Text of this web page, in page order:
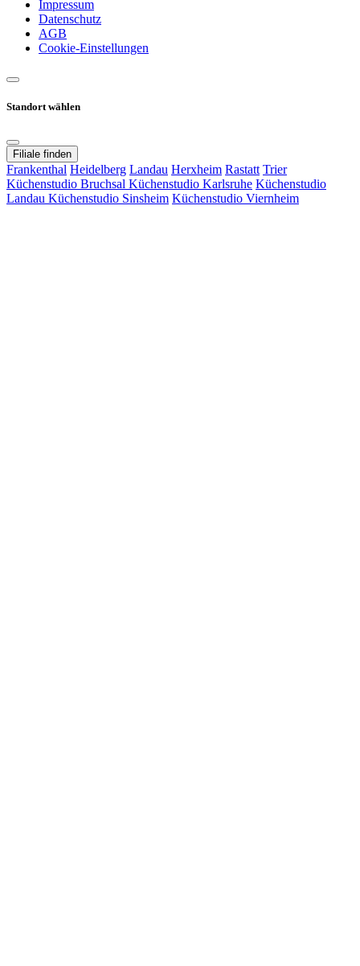
Impressum
Datenschutz
AGB
Cookie-Einstellungen
Standort wählen
Filiale finden
Frankenthal Heidelberg Landau Herxheim Rastatt Trier
Küchenstudio Bruchsal Küchenstudio Karlsruhe Küchenstudio
Landau Küchenstudio Sinsheim Küchenstudio Viernheim